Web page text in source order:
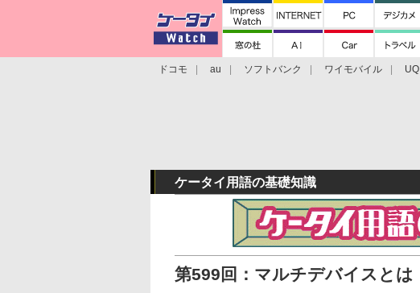
ドコモ au ソフトバンク ワイモバイル UQ
ケータイ用語の基礎知識
第599回：マルチデバイスとは